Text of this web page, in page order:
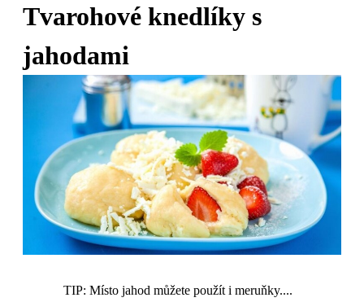
Tvarohové knedlíky s
jahodami
TIP: Místo jahod můžete použít i meruňky....